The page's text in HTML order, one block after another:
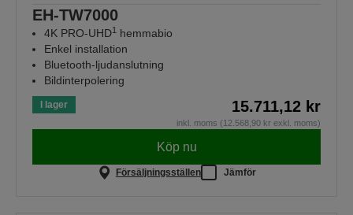
EH-TW7000
4K PRO-UHD1 hemmabio
Enkel installation
Bluetooth-ljudanslutning
Bildinterpolering
I lager 15.711,12 kr
inkl. moms (12.568,90 kr exkl. moms)
Köp nu
Försäljningsställen Jämför